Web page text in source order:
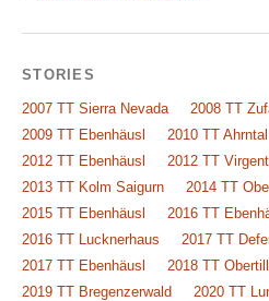
STORIES
2007 TT Sierra Nevada
2008 TT
2009 TT Ebenhäusl
2010 TT Ahrntal
2012 TT Ebenhäusl
2012 TT
2013 TT Kolm Saigurn
2014 TT
2015 TT Ebenhäusl
2016 TT
2016 TT Lucknerhaus
2017 TT
2017 TT Ebenhäusl
2018 TT
2019 TT Bregenzerwald
2020 TT